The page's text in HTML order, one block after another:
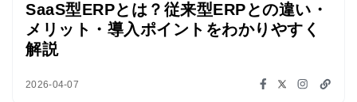
SaaS型ERPとは？従来型ERPとの違い・
メリット・導入ポイントをわかりやすく
解説
2026-04-07